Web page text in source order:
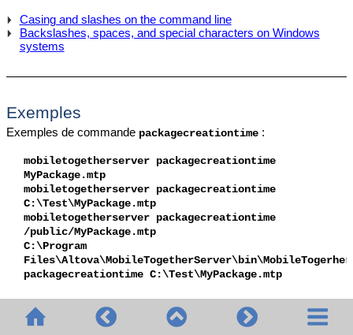
Casing and slashes on the command line
Backslashes, spaces, and special characters on Windows
systems
Exemples
Exemples de commande packagecreationtime:
mobiletogetherserver packagecreationtime
MyPackage.mtp
mobiletogetherserver packagecreationtime
C:\Test\MyPackage.mtp
mobiletogetherserver packagecreationtime
/public/MyPackage.mtp
C:\Program
packagecreationtime C:\Test\MyPackage.mtp